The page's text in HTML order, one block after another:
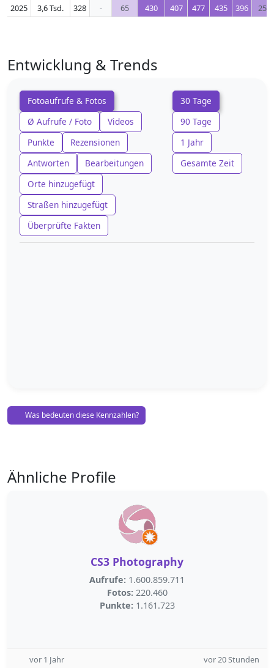
2025 3,6 Tsd. 328 - 65 430 407 477 435 396 257
Entwicklung & Trends
Fotoaufrufe & Fotos
Ø Aufrufe / Foto
Videos
Punkte
Rezensionen
Antworten
Bearbeitungen
Orte hinzugefügt
Straßen hinzugefügt
Überprüfte Fakten
30 Tage
90 Tage
1 Jahr
Gesamte Zeit
Was bedeuten diese Kennzahlen?
Ähnliche Profile
CS3 Photography
Aufrufe: 1.600.859.711
Fotos: 220.460
Punkte: 1.161.723
vor 1 Jahr vor 20 Stunden